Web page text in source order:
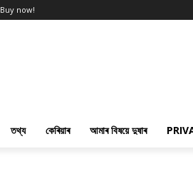
Buy now!
তথ্য কেৰিয়াৰ আমাৰ বিষয়ে দুষাৰ